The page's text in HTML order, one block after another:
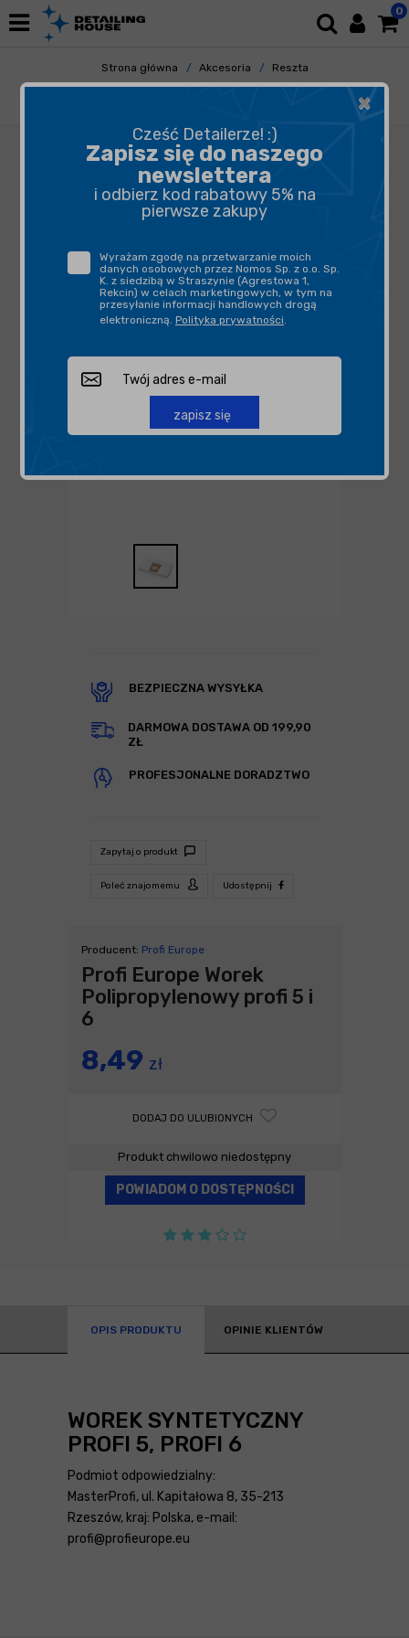
0
Strona główna Akcesoria
Reszta
Odkurzacze/odkurzacze piorące/akcesoria
BEZPIECZNA WYSYŁKA
DARMOWA DOSTAWA OD 199,90
ZŁ
PROFESJONALNE DORADZTWO
Zapytaj o produkt
Poleć znajomemu Udostępnij
Producent: Profi Europe
Profi Europe Worek
Polipropylenowy profi 5 i
6
8,49 zł
DODAJ DO ULUBIONYCH
Produkt chwilowo niedostępny
POWIADOM O DOSTĘPNOŚCI
OPIS PRODUKTU OPINIE KLIENTÓW
WOREK SYNTETYCZNY
PROFI 5, PROFI 6
Podmiot odpowiedzialny:
MasterProfi, ul. Kapitałowa 8, 35-213
Rzeszów, kraj: Polska, e-mail:
profi@profieurope.eu
×
Cześć Detailerze! :)
Zapisz się do naszego
newslettera
i odbierz kod rabatowy 5% na
pierwsze zakupy
Wyrażam zgodę na przetwarzanie moich
danych osobowych przez Nomos Sp. z o.o. Sp.
K. z siedzibą w Straszynie (Agrestowa 1,
Rekcin) w celach marketingowych, w tym na
przesyłanie informacji handlowych drogą
elektroniczną. Polityka prywatności.
zapisz się